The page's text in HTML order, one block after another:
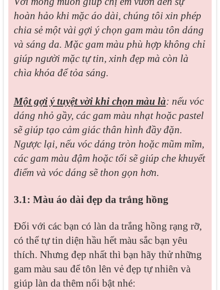
hoàn hảo khi mặc áo dài, chúng tôi xin phép
chia sẻ một vài gợi ý chọn gam màu tôn dáng
và sáng da. Mặc gam màu phù hợp không chỉ
giúp người mặc tự tin, xinh đẹp mà còn là
chìa khóa để tỏa sáng.
Một gợi ý tuyệt vời khi chọn màu là: nếu vóc
dáng nhỏ gầy, các gam màu nhạt hoặc pastel
sẽ giúp tạo cảm giác thân hình đầy đặn.
Ngược lại, nếu vóc dáng tròn hoặc mũm mĩm,
các gam màu đậm hoặc tối sẽ giúp che khuyết
điểm và vóc dáng sẽ thon gọn hơn.
3.1: Màu áo dài đẹp da trắng hồng
Đối với các bạn có làn da trắng hồng rạng rỡ,
có thể tự tin diện hầu hết màu sắc bạn yêu
thích. Nhưng đẹp nhất thì bạn hãy thử những
gam màu sau để tôn lên vẻ đẹp tự nhiên và
giúp làn da thêm nổi bật nhé: